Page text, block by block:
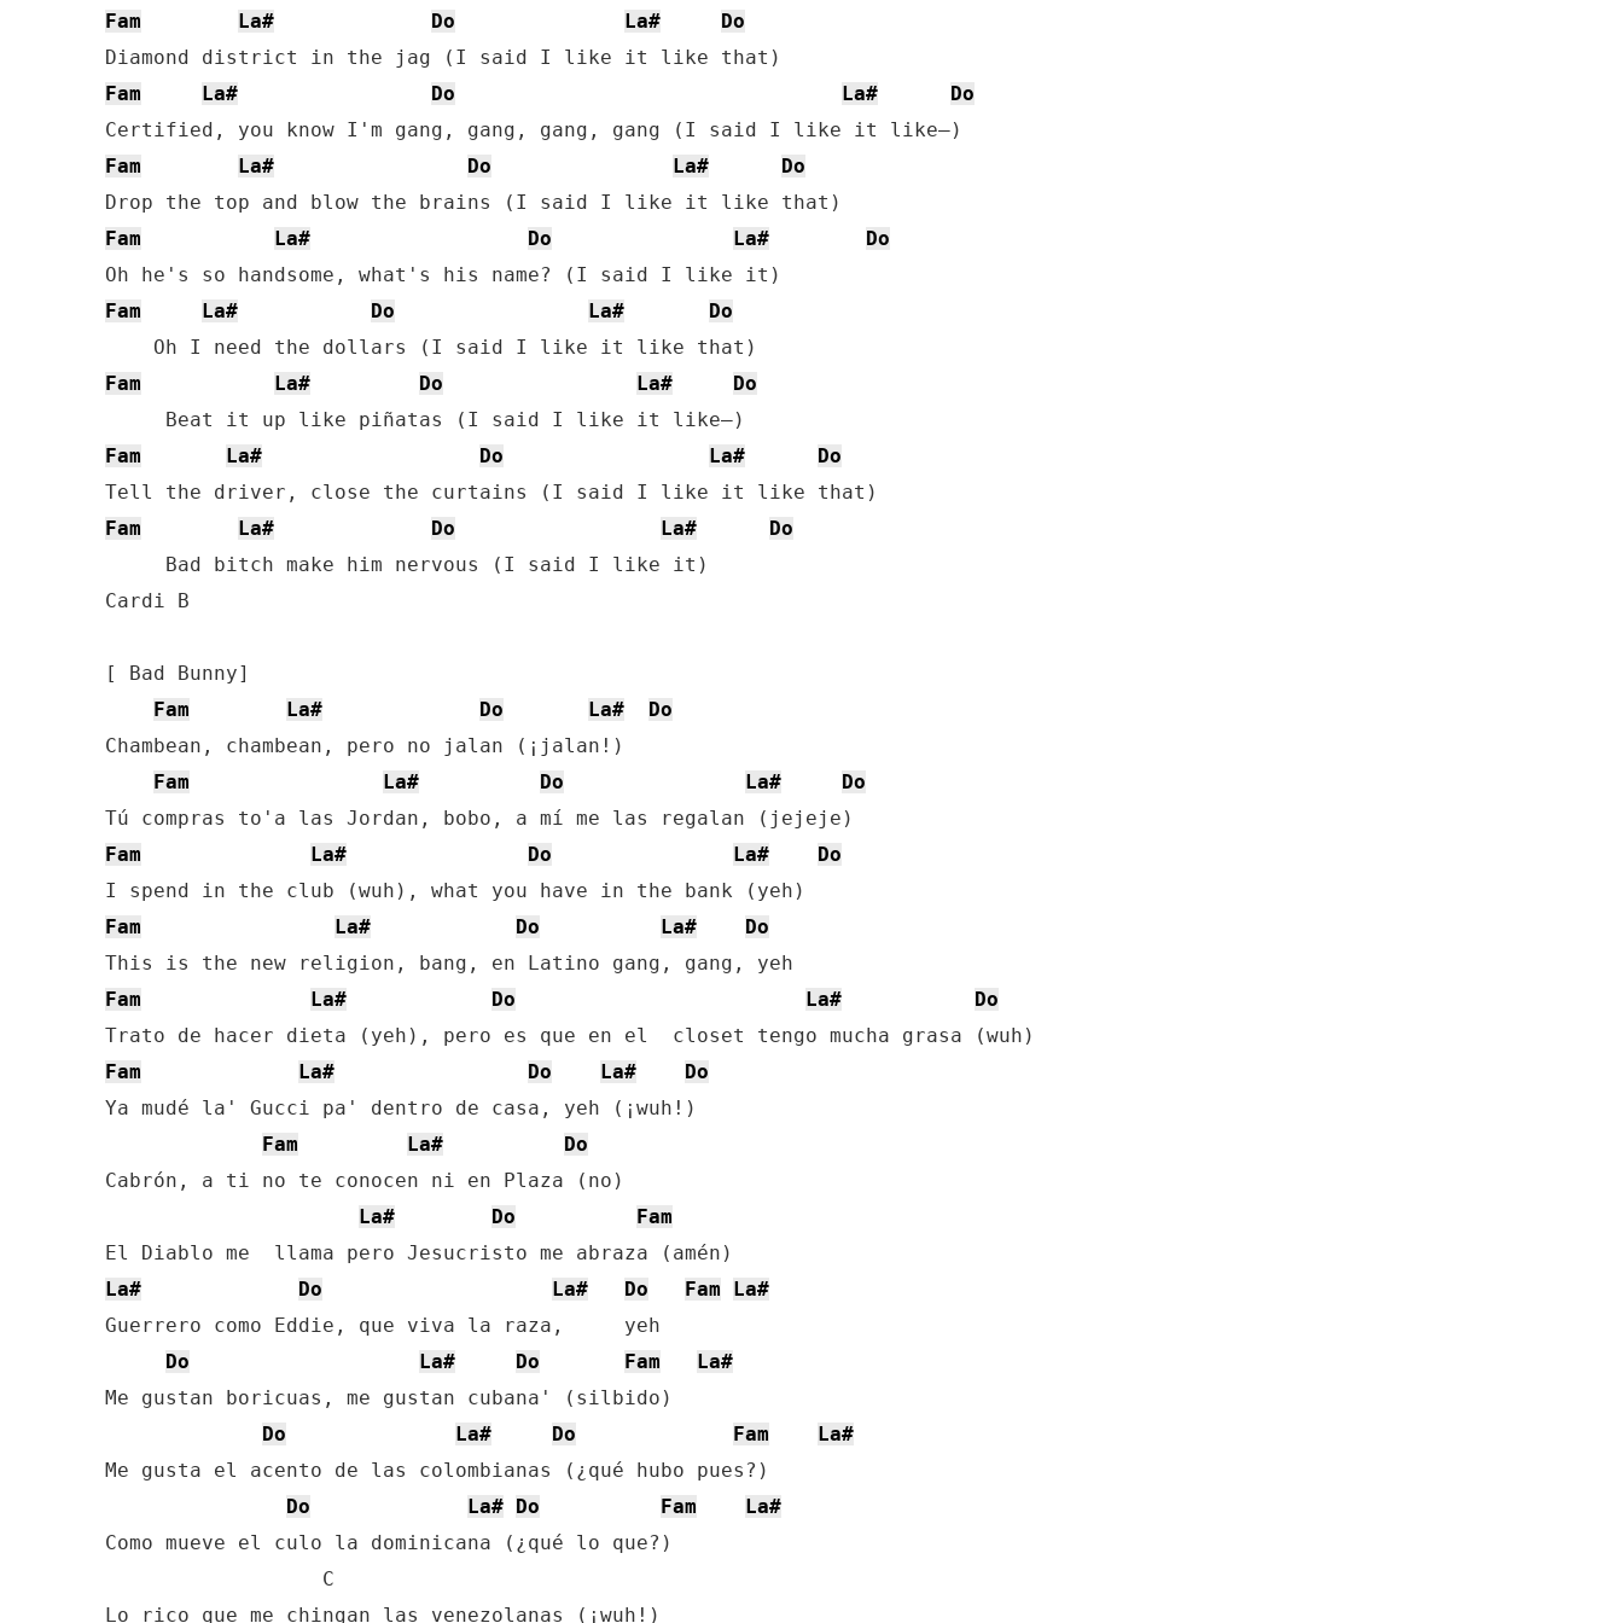
Fam La# Do La#
Do
Fam
La# Do La#
Do
Fam
La# Do La#
Do
Fam
La# Do La#
Do
Fam
La# Do La#
Do
Fam
La# Do La#
Do
Fam
La# Do La#
Do
Fam
La# Do La#
Do
     Bad bitch make him nervous (I said I like it)
Cardi B
[ Bad Bunny]
Fam
La# Do La#
Do
Chambean, chambean, pero no jalan (¡jalan!)
Fam
La# Do La#
Do
Fam
La# Do La#
Do
Fam
La# Do La#
Do
Fam
La# Do La#
Do
Fam
La# Do La#
Do
Ya mudé la' Gucci pa' dentro de casa, yeh (¡wuh!)
Fam
La#
Do
Cabrón, a ti no te conocen ni en Plaza (no)
La#
Do
Fam
La#
Do La# Do Fam
La#
Guerrero como Eddie, que viva la raza,     yeh
Do
La# Do Fam
La#
Me gustan boricuas, me gustan cubana' (silbido)
Do
La# Do Fam
La#
Me gusta el acento de las colombianas (¿qué hubo pues?)
Do
La# Do Fam
La#
Como mueve el culo la dominicana (¿qué lo que?)
                  C